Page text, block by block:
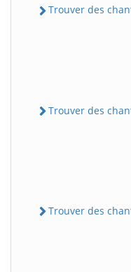
Trouver des
Trouver des
Trouver des